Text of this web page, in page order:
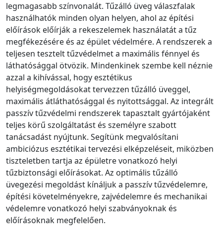
legmagasabb színvonalát. Tűzálló üveg válaszfalak
használhatók minden olyan helyen, ahol az építési
előírások előírják a rekeszelemek használatát a tűz
megfékezésére és az épület védelmére. A rendszerek a
teljesen tesztelt tűzvédelmet a maximális fénnyel és
láthatósággal ötvözik. Mindenkinek szembe kell néznie
azzal a kihívással, hogy esztétikus
helyiségmegoldásokat tervezzen tűzálló üveggel,
maximális átláthatósággal és nyitottsággal. Az integrált
passzív tűzvédelmi rendszerek tapasztalt gyártójaként
teljes körű szolgáltatást és személyre szabott
tanácsadást nyújtunk. Segítünk megvalósítani
ambiciózus esztétikai tervezési elképzeléseit, miközben
tiszteletben tartja az épületre vonatkozó helyi
tűzbiztonsági előírásokat. Az optimális tűzálló
üvegezési megoldást kínáljuk a passzív tűzvédelemre,
építési követelményekre, zajvédelemre és mechanikai
védelemre vonatkozó helyi szabványoknak és
előírásoknak megfelelően.